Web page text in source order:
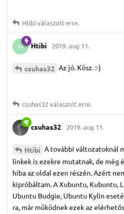
Htibiválaszolt erre.
H Htibi 2019. aug 11.
csuhas32 Az jó. Kösz. :-)
csuhas32 válaszolt erre.
csuhas32 2019. aug 11.
Htibi A további változatoknál
linkek is ezekre mutatnak, de még
hiba az oldal ezen részén. Azért
kipróbáltam. A Xubuntu, Kubuntu,
Ubuntu Budgie, Ubuntu Kylin
ra, már működnek ezek az